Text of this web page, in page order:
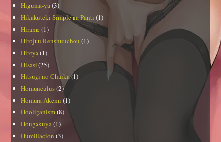
Higuma-ya(3)
Hikakuteki Simple na Panti (1)
Hirame (1)
Hirojuu Renshuuchou (1)
Hiroya(1)
Hisasi (25)
Hitsugi no Chaika(1)
Homunculus(2)
Homura Akemi (1)
Hooliganism(8)
Hougakuya(1)
Humillacion (3)